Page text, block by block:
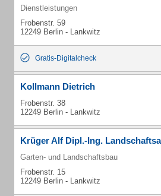
Dienstleistungen
Frobenstr. 59
12249 Berlin - Lankwitz
Gratis-Digitalcheck
Kollmann Dietrich
Frobenstr. 38
12249 Berlin - Lankwitz
Krüger Alf Dipl.-Ing.
Garten- und Landschaftsbau
Frobenstr. 15
12249 Berlin - Lankwitz